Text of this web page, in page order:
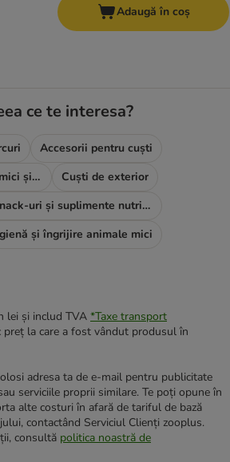
Adaugă în coș
ce te interesa?
Accesorii pentru cuști
Hrană pentru animale mici și rozătoare
Cuști de exterior
Snack-uri și suplimente nutritive
și îngrijire animale mici
lei și includ TVA *Taxe transport
preț la care a fost vândut produsul în
adresa ta de e-mail pentru publicitate
serviciile proprii similare. Te poți opune în
alte costuri în afară de tariful de bază
contactând Serviciul Clienți zooplus.
consultă politica noastră de